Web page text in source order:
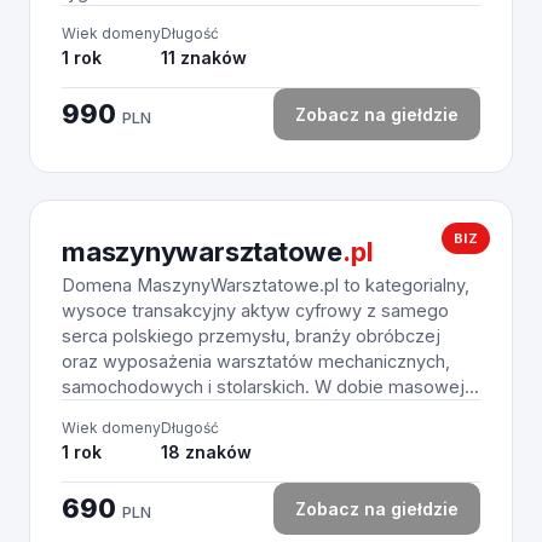
Wiek domeny
1 rok
Długość
11 znaków
990 PLN Zobacz na giełdzie
BIZ
maszynywarsztatowe.pl
Domena MaszynyWarsztatowe.pl to kategorialny,
wysoce transakcyjny aktyw cyfrowy z samego
serca polskiego przemysłu, branży obróbczej
oraz wyposażenia warsztatów mechanicznych,
samochodowych i stolarskich. W dobie masowej...
Wiek domeny
1 rok
Długość
18 znaków
690 PLN Zobacz na giełdzie